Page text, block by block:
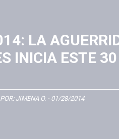
LA
INICIA ESTE 30
POR: JIMENA O. - 01/28/2014